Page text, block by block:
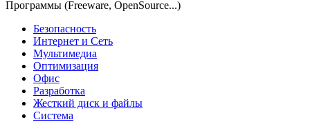
Программы (Freeware, OpenSource...)
Безопасность
Интернет и Сеть
Мультимедиа
Оптимизация
Офис
Разработка
Жесткий диск и файлы
Система